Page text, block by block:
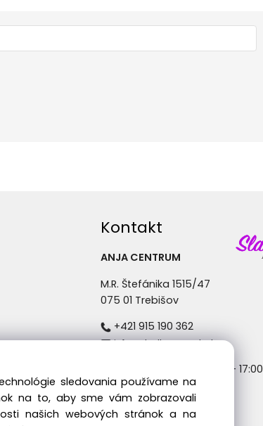
Kontakt
ANJA CENTRUM
M.R. Štefánika 1515/47
075 01 Trebišov
+421 915 190 362
info@sladkyspanok.sk
Pondelok - Piatok: 8:30 - 17:00
sledovania používame na
na to, aby sme vám zobrazovali
našich webových stránok a na